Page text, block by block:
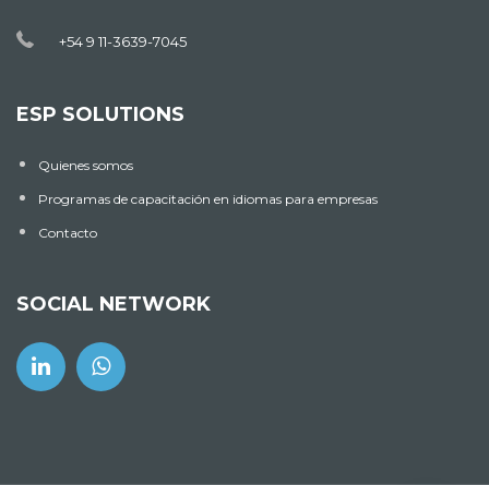
+54 9 11-3639-7045
ESP SOLUTIONS
Quienes somos
Programas de capacitación en idiomas para empresas
Contacto
SOCIAL NETWORK